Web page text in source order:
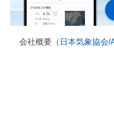
会社概要（ 日本気象協会/